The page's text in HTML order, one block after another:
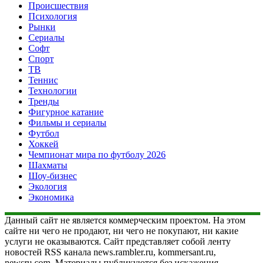
Происшествия
Психология
Рынки
Сериалы
Софт
Спорт
ТВ
Теннис
Технологии
Тренды
Фигурное катание
Фильмы и сериалы
Футбол
Хоккей
Чемпионат мира по футболу 2026
Шахматы
Шоу-бизнес
Экология
Экономика
Данный сайт не является коммерческим проектом. На этом
сайте ни чего не продают, ни чего не покупают, ни какие
услуги не оказываются. Сайт представляет собой ленту
новостей RSS канала news.rambler.ru, kommersant.ru,